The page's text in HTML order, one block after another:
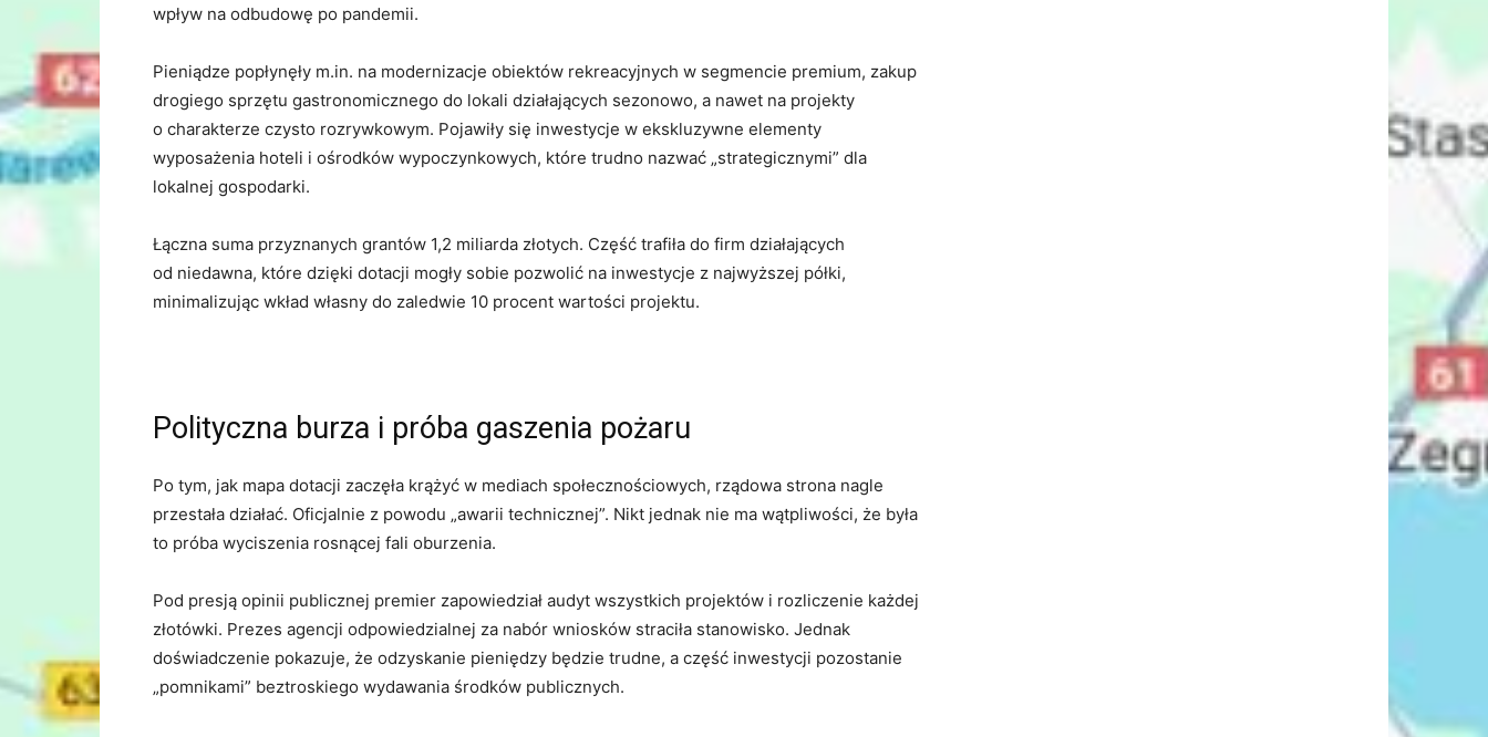
wpływ na odbudowę po pandemii.
Pieniądze popłynęły m.in. na modernizacje obiektów rekreacyjnych w segmencie premium, zakup
drogiego sprzętu gastronomicznego do lokali działających sezonowo, a nawet na projekty
o charakterze czysto rozrywkowym. Pojawiły się inwestycje w ekskluzywne elementy
wyposażenia hoteli i ośrodków wypoczynkowych, które trudno nazwać „strategicznymi” dla
lokalnej gospodarki.
Łączna suma przyznanych grantów 1,2 miliarda złotych. Część trafiła do firm działających
od niedawna, które dzięki dotacji mogły sobie pozwolić na inwestycje z najwyższej półki,
minimalizując wkład własny do zaledwie 10 procent wartości projektu.
Polityczna burza i próba gaszenia pożaru
Po tym, jak mapa dotacji zaczęła krążyć w mediach społecznościowych, rządowa strona nagle
przestała działać. Oficjalnie z powodu „awarii technicznej”. Nikt jednak nie ma wątpliwości, że była
to próba wyciszenia rosnącej fali oburzenia.
Pod presją opinii publicznej premier zapowiedział audyt wszystkich projektów i rozliczenie każdej
złotówki. Prezes agencji odpowiedzialnej za nabór wniosków straciła stanowisko. Jednak
doświadczenie pokazuje, że odzyskanie pieniędzy będzie trudne, a część inwestycji pozostanie
„pomnikami” beztroskiego wydawania środków publicznych.